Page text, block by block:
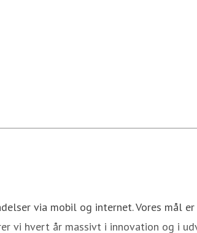
via mobil og internet. Vores mål
vi hvert år massivt i innovation og i